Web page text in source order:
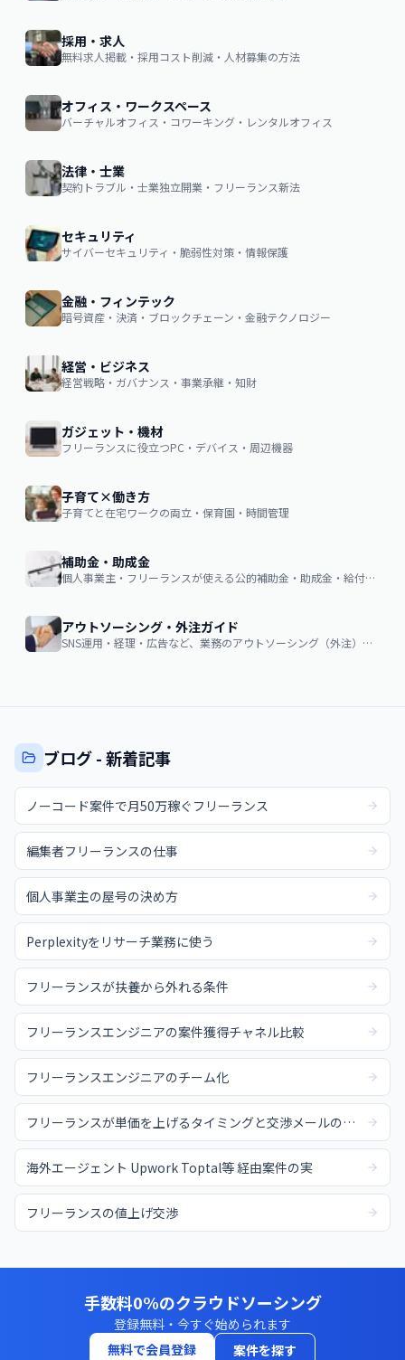
採用・求人
無料求人掲載・採用コスト削減・人材募集の方法
オフィス・ワークスペース
バーチャルオフィス・コワーキング・レンタルオフィス
法律・士業
契約トラブル・士業独立開業・フリーランス新法
セキュリティ
サイバーセキュリティ・脆弱性対策・情報保護
金融・フィンテック
暗号資産・決済・ブロックチェーン・金融テクノロジー
経営・ビジネス
経営戦略・ガバナンス・事業承継・知財
ガジェット・機材
フリーランスに役立つPC・デバイス・周辺機器
子育て×働き方
子育てと在宅ワークの両立・保育園・時間管理
補助金・助成金
個人事業主・フリーランスが使える公的補助金・助成金・給付金の申請ガイド
アウトソーシング・外注ガイド
SNS運用・経理・広告など、業務のアウトソーシング（外注）を検討する企業・個人向け。費用相場・依頼の流れ・失敗しない選び方
ブログ - 新着記事
ノーコード案件で月50万稼ぐフリーランス
編集者フリーランスの仕事
個人事業主の屋号の決め方
Perplexityをリサーチ業務に使う
フリーランスが扶養から外れる条件
フリーランスエンジニアの案件獲得チャネル比較
フリーランスエンジニアのチーム化
フリーランスが単価を上げるタイミングと交渉メールの例文
海外エージェント Upwork Toptal等 経由案件の実
フリーランスの値上げ交渉
手数料0%のクラウドソーシング
登録無料・今すぐ始められます
無料で会員登録
案件を探す